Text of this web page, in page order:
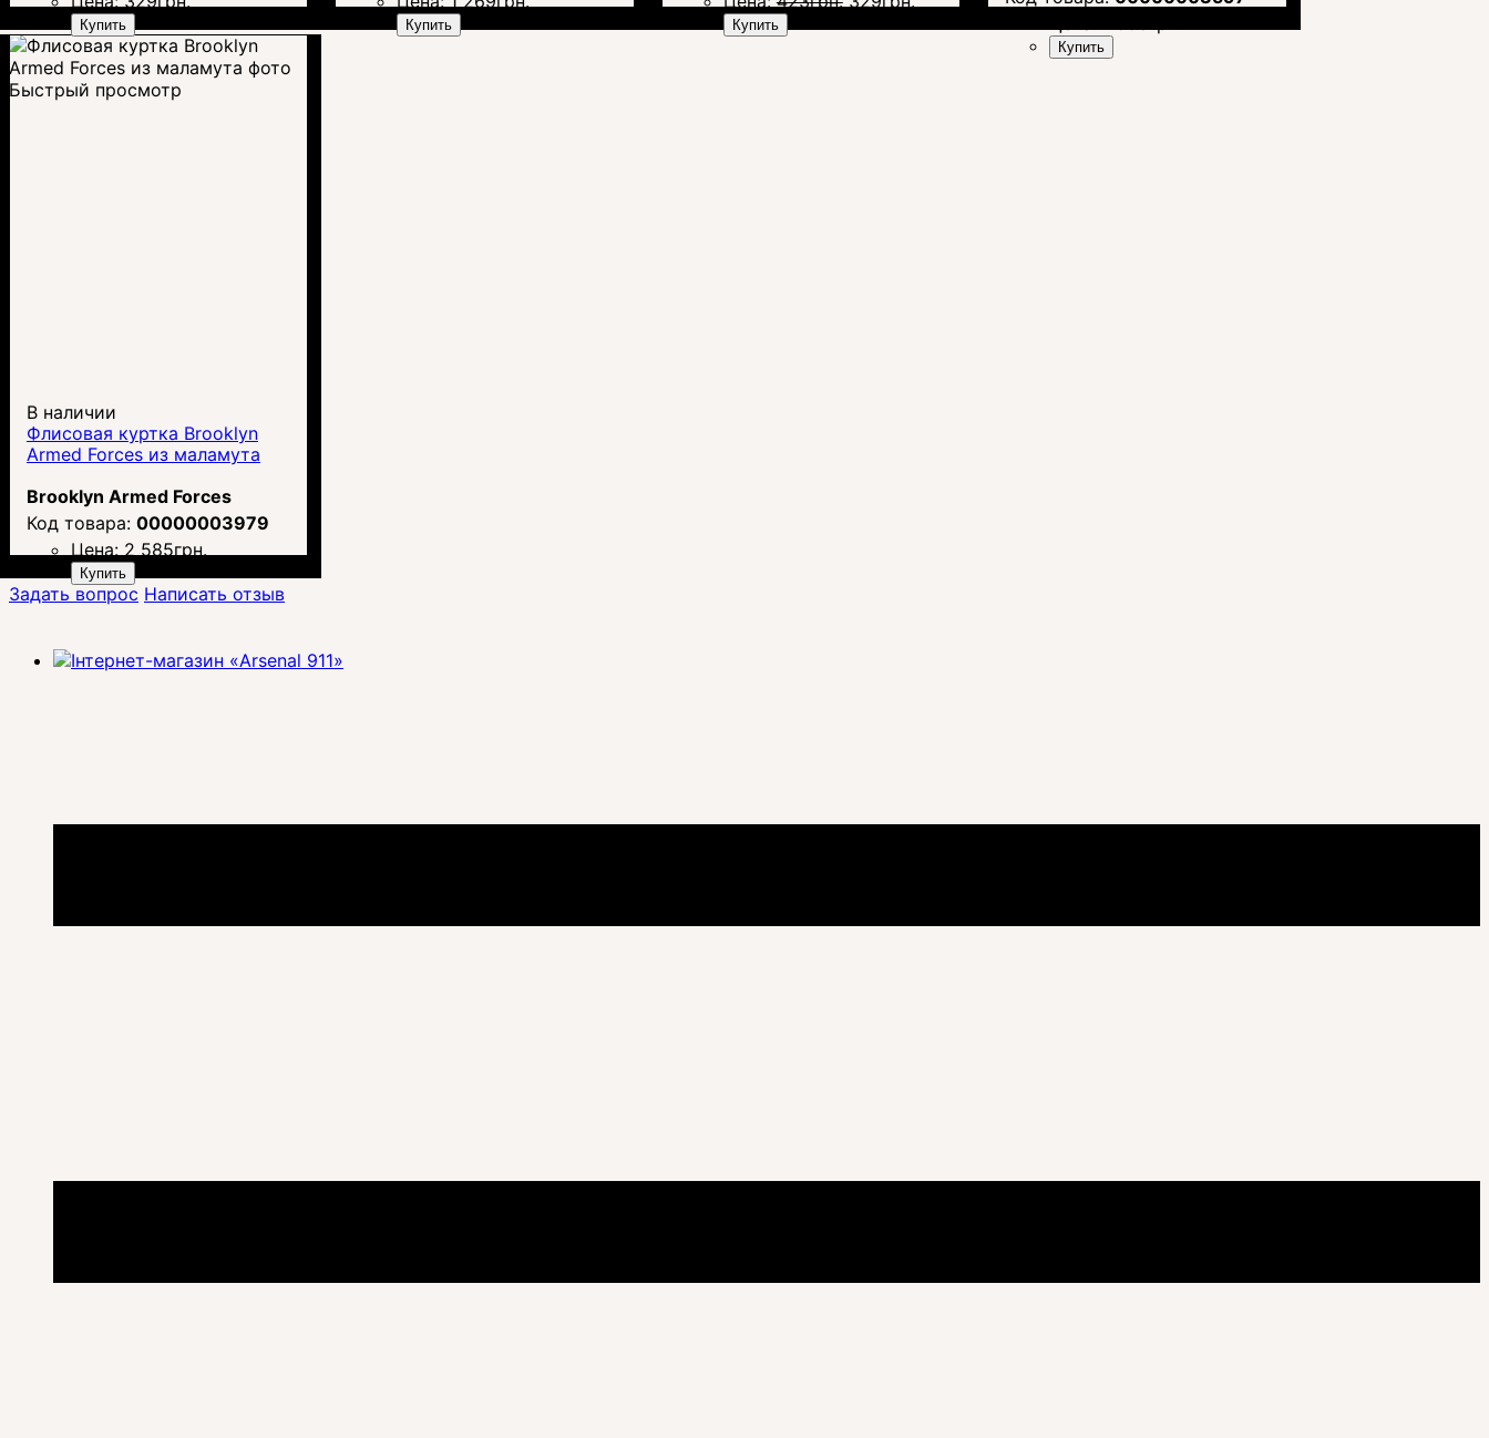
Купить Купить Купить
Купить
Быстрый просмотр
В наличии
Флисовая куртка Brooklyn
Armed Forces из маламута
Brooklyn Armed Forces
00000003979
Цена: 2 585грн.
Купить
Задать вопрос Написать отзыв